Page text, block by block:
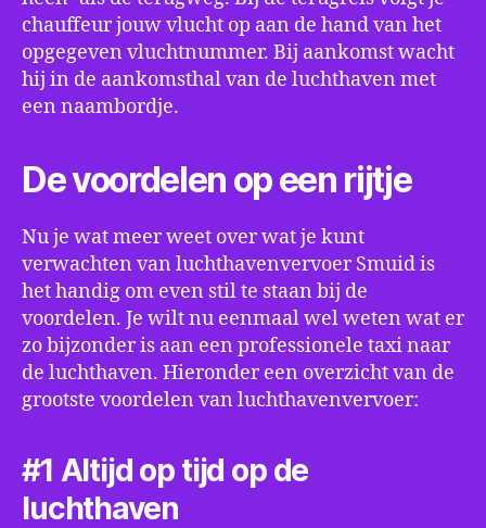
chauffeur jouw vlucht op aan de hand van het
opgegeven vluchtnummer. Bij aankomst wacht
hij in de aankomsthal van de luchthaven met
een naambordje.
De voordelen op een rijtje
Nu je wat meer weet over wat je kunt
verwachten van luchthavenvervoer Smuid is
het handig om even stil te staan bij de
voordelen. Je wilt nu eenmaal wel weten wat er
zo bijzonder is aan een professionele taxi naar
de luchthaven. Hieronder een overzicht van de
grootste voordelen van luchthavenvervoer:
#1 Altijd op tijd op de
luchthaven